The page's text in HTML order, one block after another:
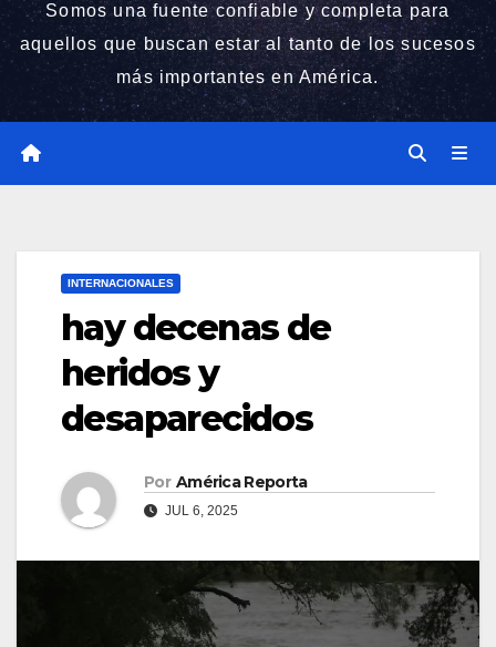
Somos una fuente confiable y completa para
aquellos que buscan estar al tanto de los sucesos
más importantes en América.
INTERNACIONALES
hay decenas de
heridos y
desaparecidos
Por América Reporta
JUL 6, 2025